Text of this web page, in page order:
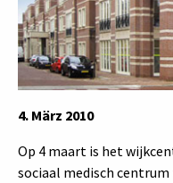
4. März 2010
Op 4 maart is het
sociaal medisch